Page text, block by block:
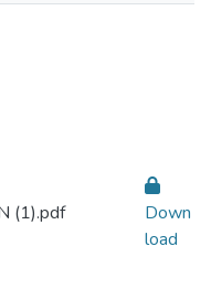
(1).pdf
Down
load